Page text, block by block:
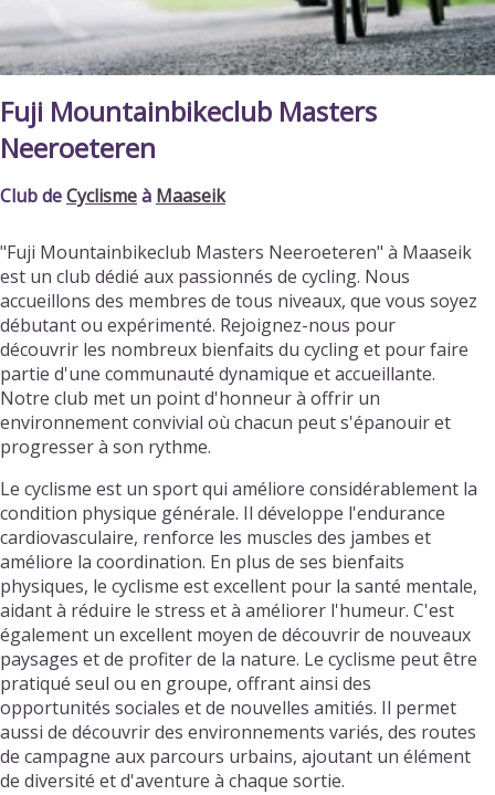
Fuji Mountainbikeclub Masters
Neeroeteren
Club deCyclismeà Maaseik
"Fuji Mountainbikeclub Masters Neeroeteren" à Maaseik
est un club dédié aux passionnés de cycling. Nous
accueillons des membres de tous niveaux, que vous soyez
débutant ou expérimenté. Rejoignez-nous pour
découvrir les nombreux bienfaits du cycling et pour faire
partie d'une communauté dynamique et accueillante.
Notre club met un point d'honneur à offrir un
environnement convivial où chacun peut s'épanouir et
progresser à son rythme.
Le cyclisme est un sport qui améliore considérablement la
condition physique générale. Il développe l'endurance
cardiovasculaire, renforce les muscles des jambes et
améliore la coordination. En plus de ses bienfaits
physiques, le cyclisme est excellent pour la santé mentale,
aidant à réduire le stress et à améliorer l'humeur. C'est
également un excellent moyen de découvrir de nouveaux
paysages et de profiter de la nature. Le cyclisme peut être
pratiqué seul ou en groupe, offrant ainsi des
opportunités sociales et de nouvelles amitiés. Il permet
aussi de découvrir des environnements variés, des routes
de campagne aux parcours urbains, ajoutant un élément
de diversité et d'aventure à chaque sortie.